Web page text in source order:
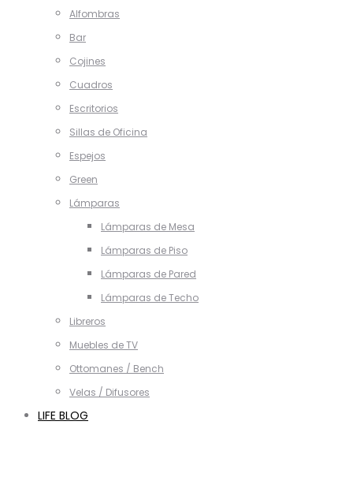
Alfombras
Bar
Cojines
Cuadros
Escritorios
Sillas de Oficina
Espejos
Green
Lámparas
Lámparas de Mesa
Lámparas de Piso
Lámparas de Pared
Lámparas de Techo
Libreros
Muebles de TV
Ottomanes / Bench
Velas / Difusores
LIFE BLOG